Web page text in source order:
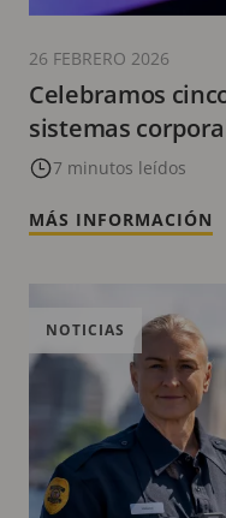
Celebramos
sistemas
7 minutos leídos
26 FEBRERO 2026
MÁS INFORMACIÓN
NOTICIAS